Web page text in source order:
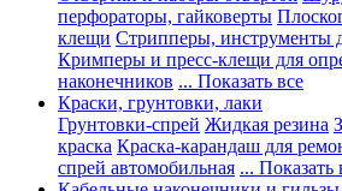
перфораторы, гайковерты
клещи Стрипперы, инструменты
Кримперы и пресс-клещи для
наконечников ... Показать все
Краски, грунтовки, лаки
Грунтовки-спрей Жидкая резина
краска Краска-карандаш для
спрей автомобильная ... Показать